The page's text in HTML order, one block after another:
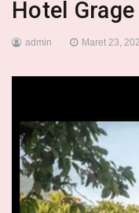
Hotel
admin Maret 23,